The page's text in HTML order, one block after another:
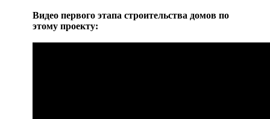
Видео первого этапа строительства домов по
этому проекту: